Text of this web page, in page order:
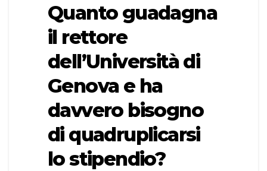
Quanto guadagna
il rettore
dell’Università di
Genova e ha
davvero bisogno
di quadruplicarsi
lo stipendio?